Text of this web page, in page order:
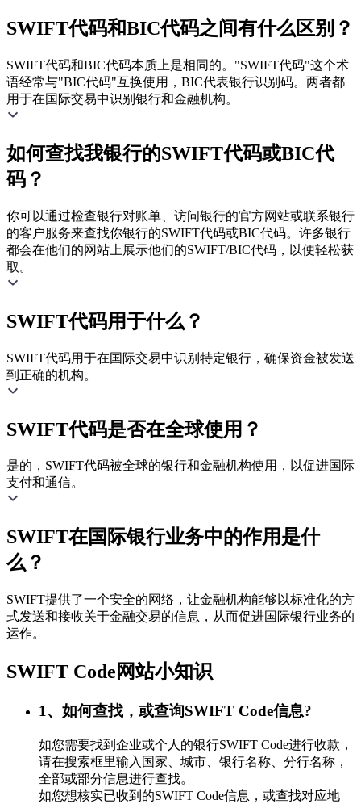
SWIFT代码和BIC代码之间有什么区别？
SWIFT代码和BIC代码本质上是相同的。"SWIFT代码"这个术
语经常与"BIC代码"互换使用，BIC代表银行识别码。两者都
用于在国际交易中识别银行和金融机构。
如何查找我银行的SWIFT代码或BIC代
码？
你可以通过检查银行对账单、访问银行的官方网站或联系银行
的客户服务来查找你银行的SWIFT代码或BIC代码。许多银行
都会在他们的网站上展示他们的SWIFT/BIC代码，以便轻松获
取。
SWIFT代码用于什么？
SWIFT代码用于在国际交易中识别特定银行，确保资金被发送
到正确的机构。
SWIFT代码是否在全球使用？
是的，SWIFT代码被全球的银行和金融机构使用，以促进国际
支付和通信。
SWIFT在国际银行业务中的作用是什
么？
SWIFT提供了一个安全的网络，让金融机构能够以标准化的方
式发送和接收关于金融交易的信息，从而促进国际银行业务的
运作。
SWIFT Code网站小知识
1、如何查找，或查询SWIFT Code信息?
如您需要找到企业或个人的银行SWIFT Code进行收款，
请在搜索框里输入国家、城市、银行名称、分行名称，
全部或部分信息进行查找。
如您想核实已收到的SWIFT Code信息，或查找对应地